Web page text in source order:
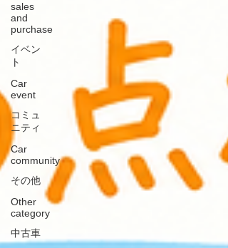
sales
and
purchase
イベン
ト
Car
event
コミュ
ニティ
Car
community
その他
Other
category
中古車